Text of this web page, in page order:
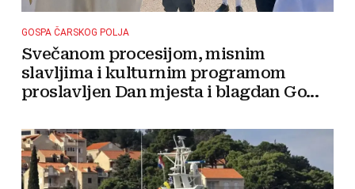
GOSPA ČARSKOG POLJA
Svečanom procesijom, misnim
slavljima i kulturnim programom
proslavljen Dan mjesta i blagdan Go...